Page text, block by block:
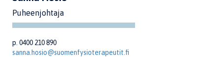
Puheenjohtaja
p. 0400 210 890
sanna.hosio@suomenfysioterapeutit.fi